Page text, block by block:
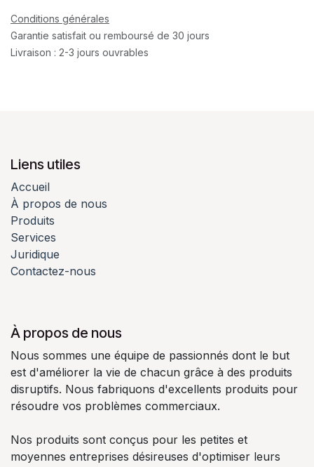
Conditions générales
Garantie satisfait ou remboursé de 30 jours
Livraison : 2-3 jours ouvrables
Liens utiles
Accueil
À propos de nous
Produits
Services
Juridique
Contactez-nous
À propos de nous
Nous sommes une équipe de passionnés dont le but
est d'améliorer la vie de chacun grâce à des produits
disruptifs. Nous fabriquons d'excellents produits pour
résoudre vos problèmes commerciaux.
Nos produits sont conçus pour les petites et
moyennes entreprises désireuses d'optimiser leurs